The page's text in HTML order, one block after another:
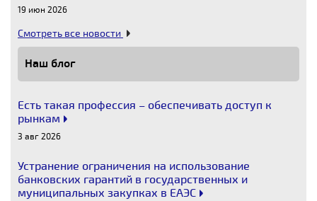
19 июн 2026
Смотреть все новости
Наш блог
Есть такая профессия – обеспечивать доступ к
рынкам
3 авг 2026
Устранение ограничения на использование
банковских гарантий в государственных и
муниципальных закупках в ЕАЭС